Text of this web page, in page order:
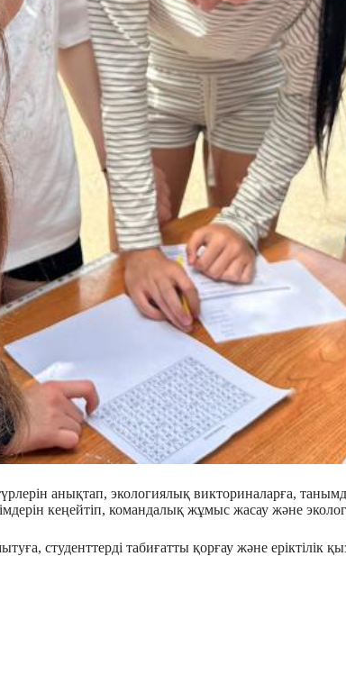
анықтап, экологиялық викториналарға,
кеңейтіп, командалық жұмыс жасау және
студенттерді табиғатты қорғау және еріктілік